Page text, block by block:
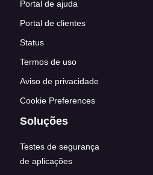
Portal de ajuda
Portal de clientes
Status
Termos de uso
Aviso de privacidade
Cookie Preferences
Soluções
Testes de segurança
de aplicações